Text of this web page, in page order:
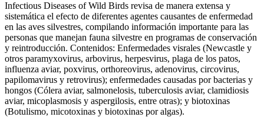
Infectious Diseases of Wild Birds revisa de manera extensa y
sistemática el efecto de diferentes agentes causantes de enfermedad
en las aves silvestres, compilando información importante para las
personas que manejan fauna silvestre en programas de conservación
y reintroducción. Contenidos: Enfermedades visrales (Newcastle y
otros paramyxovirus, arbovirus, herpesvirus, plaga de los patos,
influenza aviar, poxvirus, orthoreovirus, adenovirus, circovirus,
papilomavirus y retrovirus); enfermedades causadas por bacterias y
hongos (Cólera aviar, salmonelosis, tuberculosis aviar, clamidiosis
aviar, micoplasmosis y aspergilosis, entre otras); y biotoxinas
(Botulismo, micotoxinas y biotoxinas por algas).